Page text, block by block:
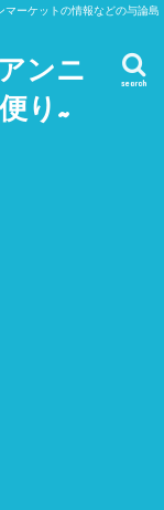
ーケットの情報などの与論島
ンニ
り~
search